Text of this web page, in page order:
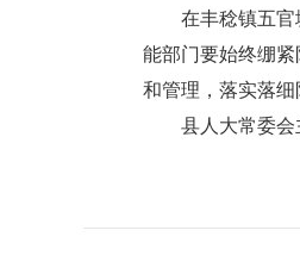
在丰稔镇五官塘
能部门要始终绷
和管理，落实落
县人大常委会主